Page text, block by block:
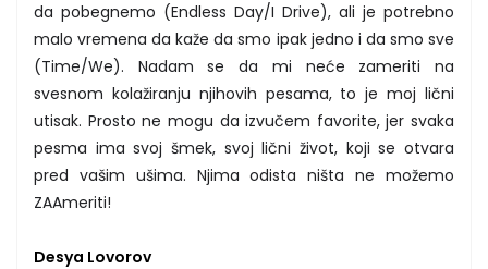
da pobegnemo (Endless Day/I Drive), ali je potrebno
malo vremena da kaže da smo ipak jedno i da smo sve
(Time/We). Nadam se da mi neće zameriti na
svesnom kolažiranju njihovih pesama, to je moj lični
utisak. Prosto ne mogu da izvučem favorite, jer svaka
pesma ima svoj šmek, svoj lični život, koji se otvara
pred vašim ušima. Njima odista ništa ne možemo
ZAAmeriti!
Desya Lovorov